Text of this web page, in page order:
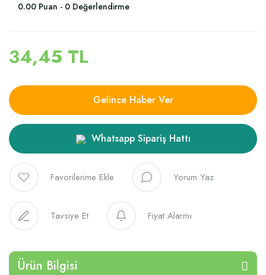
0.00 Puan - 0 Değerlendirme
34,45 TL
Gelince Haber Ver
Whatsapp Sipariş Hattı
Yorum Yaz
Tavsiye Et Fiyat Alarmı
Ürün Bilgisi